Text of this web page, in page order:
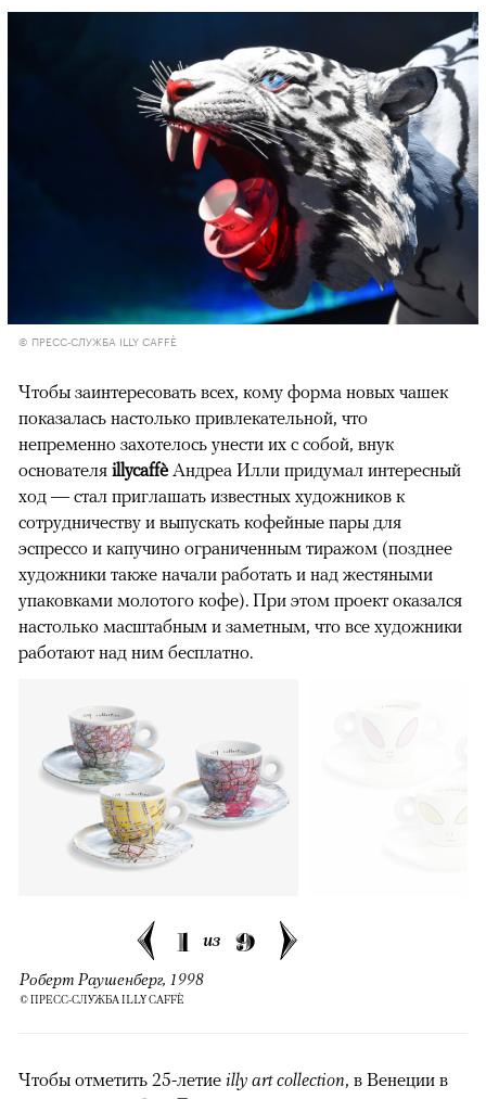
00:00
© ПРЕСС-СЛУЖБА ILLY CAFFÈ
Чтобы заинтересовать всех, кому форма новых чашек
показалась настолько привлекательной, что
непременно захотелось унести их с собой, внук
основателя illycaffèАндреа Илли придумал интересный
ход — стал приглашать известных художников к
сотрудничеству и выпускать кофейные пары для
эспрессо и капучино ограниченным тиражом (позднее
художники также начали работать и над жестяными
упаковками молотого кофе). При этом проект оказался
настолько масштабным и заметным, что все художники
работают над ним бесплатно.
1 из 9
Роберт Раушенберг, 1998
© ПРЕСС-СЛУЖБА ILLY CAFFÈ
Чтобы отметить 25-летие illy art collection, в Венеции в